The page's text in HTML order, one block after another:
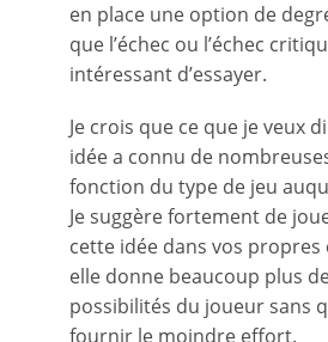
en place une option de
que l’échec ou l’échec
intéressant d’essayer.
Je crois que ce que je veux
idée a connu de
fonction du type de jeu
Je suggère fortement de
cette idée dans vos propres
elle donne beaucoup plus
possibilités du joueur sans
fournir le moindre effort.